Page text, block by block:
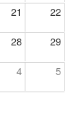
21 22
28 29
4 5